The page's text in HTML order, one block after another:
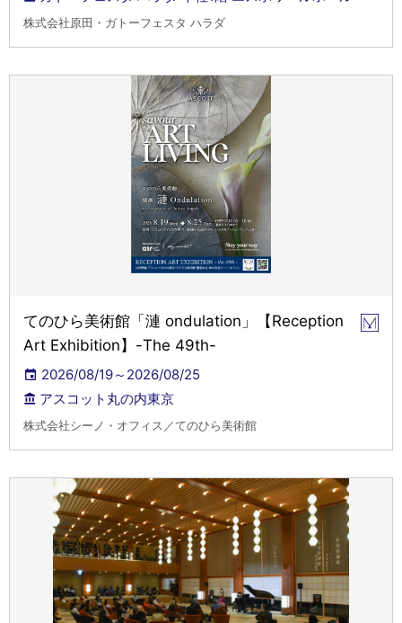
株式会社原田・ガトーフェスタ ハラダ
てのひら美術館「漣 ondulation」【Reception
Art Exhibition】-The 49th-
2026/08/19～2026/08/25
アスコット丸の内東京
株式会社シーノ・オフィス／てのひら美術館